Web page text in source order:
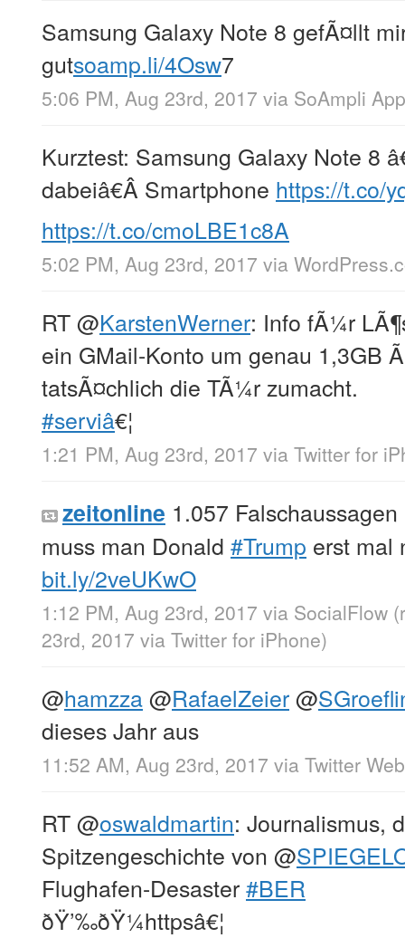
Samsung Galaxy Note 8 gefÃ¤llt
gutsoamp.li/4Osw7
5:06 PM, Aug 23rd, 2017 via SoAmpli App
Kurztest: Samsung Galaxy Note 8
dabeiâ€Â Smartphone https://t.co/
https://t.co/cmoLBE1c8A
5:02 PM, Aug 23rd, 2017 via
RT@KarstenWerner: Info fÃ¼r
ein GMail-Konto um genau 1,3GB
tatsÃ¤chlich die TÃ¼r zumacht.
#serviâ€¦
1:21 PM, Aug 23rd, 2017 via Twitter for
zeitonline 1.057
muss man Donald #Trump erst mal
bit.ly/2veUKwO
1:12 PM, Aug 23rd, 2017 via SocialFlow
23rd, 2017 via Twitter for iPhone)
@hamzza@RafaelZeier@
dieses Jahr aus
11:52 AM, Aug 23rd, 2017 via Twitter
RT@oswaldmartin: Journalismus,
Spitzengeschichte von @
Flughafen-Desaster#BER
ðŸ’‰ðŸ¼httpsâ€¦